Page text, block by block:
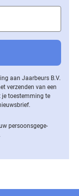
aan Jaarbeurs B.V.
verzenden van een
toestemming te
per­soons­ge­ge­